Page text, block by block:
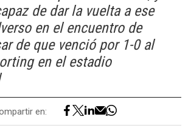
de dar la vuelta a ese
en el encuentro de
de que venció por 1-0 al
en el estadio
en: